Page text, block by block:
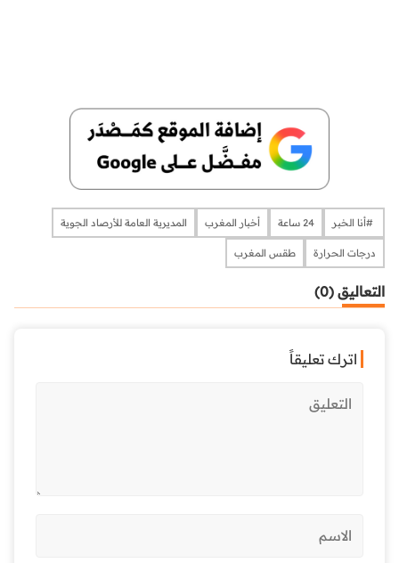
​​​​​​​​ #أنا الخبر 24 ساعة أخبار المغرب المديرية العامة للأرصاد الجوية
درجات الحرارة طقس المغرب
التعاليق (0)
اترك تعليقاً